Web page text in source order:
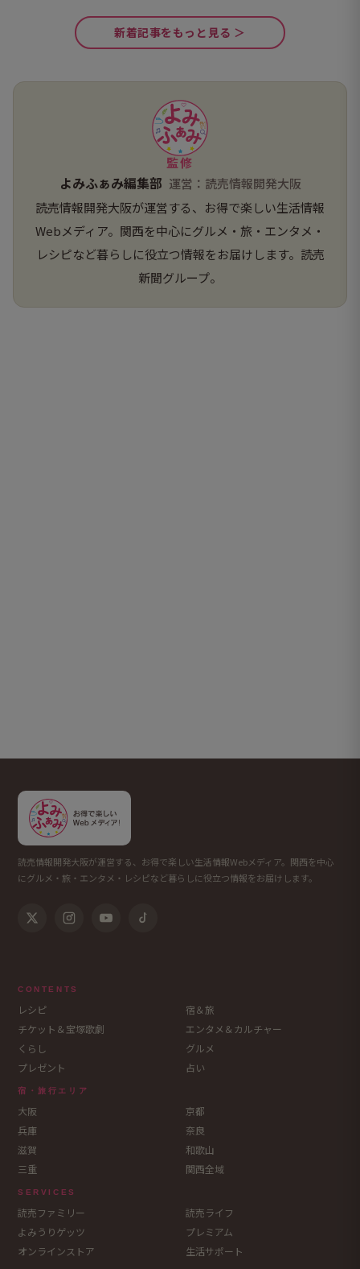
新着記事をもっと見る ＞
監修
よみふぁみ編集部 運営：読売情報開発大阪
読売情報開発大阪が運営する、お得で楽しい生活情報
Webメディア。関西を中心にグルメ・旅・エンタメ・
レシピなど暮らしに役立つ情報をお届けします。読売
新聞グループ。
読売情報開発大阪が運営する、お得で楽しい生活情報Webメディア。関西を中心
にグルメ・旅・エンタメ・レシピなど暮らしに役立つ情報をお届けします。
CONTENTS
レシピ
宿＆旅
チケット＆宝塚歌劇
エンタメ＆カルチャー
くらし
グルメ
プレゼント
占い
宿・旅行エリア
大阪
京都
兵庫
奈良
滋賀
和歌山
三重
関西全域
SERVICES
読売ファミリー
読売ライフ
よみうりゲッツ
プレミアム
オンラインストア
生活サポート